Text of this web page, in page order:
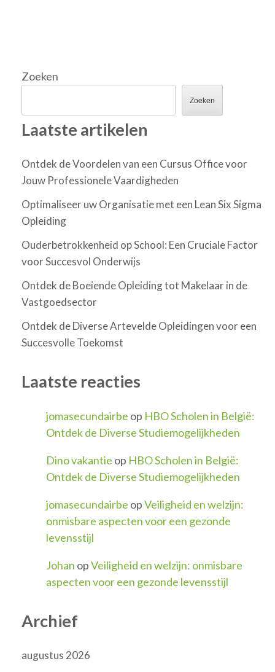
Zoeken
Zoeken
Laatste artikelen
Ontdek de Voordelen van een Cursus Office voor
Jouw Professionele Vaardigheden
Optimaliseer uw Organisatie met een Lean Six Sigma
Opleiding
Ouderbetrokkenheid op School: Een Cruciale Factor
voor Succesvol Onderwijs
Ontdek de Boeiende Opleiding tot Makelaar in de
Vastgoedsector
Ontdek de Diverse Artevelde Opleidingen voor een
Succesvolle Toekomst
Laatste reacties
jomasecundairbe op HBO Scholen in België:
Ontdek de Diverse Studiemogelijkheden
Dino vakantie op HBO Scholen in België:
Ontdek de Diverse Studiemogelijkheden
jomasecundairbe opVeiligheid en welzijn:
onmisbare aspecten voor een gezonde
levensstijl
Johan opVeiligheid en welzijn: onmisbare
aspecten voor een gezonde levensstijl
Archief
augustus 2026